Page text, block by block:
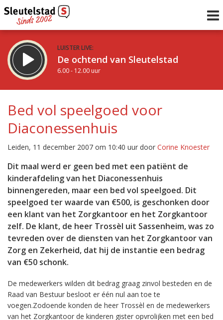
LUISTER LIVE:
De ochtend van Sleutelstad
6.00 - 12.00 uur
De middag van Sleutelstad
12.00 - 19.00 uur
Vorig uur
uur 1 van 0
Inklappen
Bed vol speelgoed voor
Diaconessenhuis
Leiden, 11 december 2007 om 10:40 uur door Corine Knoester
Dit maal werd er geen bed met een patiënt de
kinderafdeling van het Diaconessenhuis
binnengereden, maar een bed vol speelgoed. Dit
speelgoed ter waarde van €500, is geschonken door
een klant van het Zorgkantoor en het Zorgkantoor
zelf. De klant, de heer Trossèl uit Sassenheim, was zo
tevreden over de diensten van het Zorgkantoor van
Zorg en Zekerheid, dat hij de instantie een bedrag
van €50 schonk.
De medewerkers wilden dit bedrag graag zinvol besteden en de
Raad van Bestuur besloot er één nul aan toe te
voegen.Zodoende konden de heer Trossèl en de medewerkers
van het Zorgkantoor de kinderen gister opvrolijken met een bed